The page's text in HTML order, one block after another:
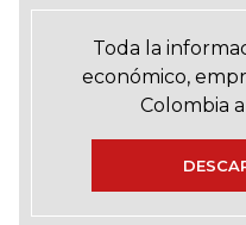
Toda la
económico,
Colombia